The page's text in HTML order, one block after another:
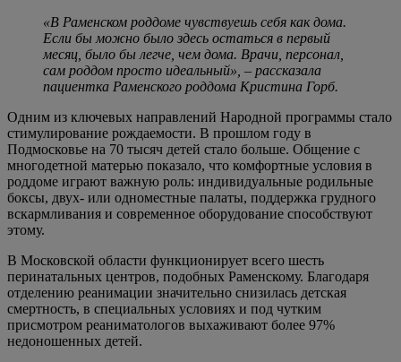
«В Раменском роддоме чувствуешь себя как дома.
Если бы можно было здесь остаться в первый
месяц, было бы легче, чем дома. Врачи, персонал,
сам роддом просто идеальный», – рассказала
пациентка Раменского роддома Кристина Горб.
Одним из ключевых направлений Народной программы стало
стимулирование рождаемости. В прошлом году в
Подмосковье на 70 тысяч детей стало больше. Общение с
многодетной матерью показало, что комфортные условия в
роддоме играют важную роль: индивидуальные родильные
боксы, двух- или одноместные палаты, поддержка грудного
вскармливания и современное оборудование способствуют
этому.
В Московской области функционирует всего шесть
перинатальных центров, подобных Раменскому. Благодаря
отделению реанимации значительно снизилась детская
смертность, в специальных условиях и под чутким
присмотром реаниматологов выхаживают более 97%
недоношенных детей.